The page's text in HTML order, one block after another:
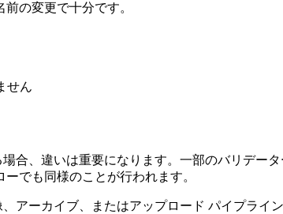
の変更で十分です。
せん
合、違いは重要になります。一部のバリデー
でも同様のことが行われます。
アーカイブ、またはアップロード パイプライ